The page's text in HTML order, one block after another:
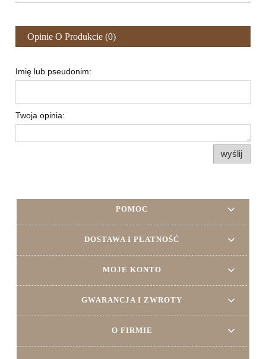
Opinie O Produkcie (0)
Imię lub pseudonim:
Twoja opinia:
wyślij
POMOC
DOSTAWA I PŁATNOŚĆ
MOJE KONTO
GWARANCJA I ZWROTY
O FIRMIE